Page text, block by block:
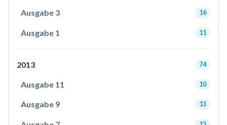
Ausgabe 3 16
Ausgabe 1 11
2013 74
Ausgabe 11 10
Ausgabe 9 13